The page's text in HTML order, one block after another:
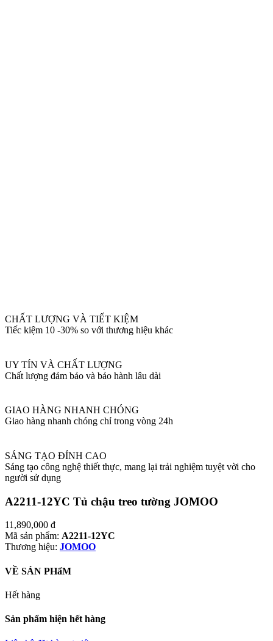
CHẤT LƯỢNG VÀ TIẾT KIỆM
Tiếc kiệm 10 -30% so với thương hiệu khác
UY TÍN VÀ CHẤT LƯỢNG
Chất lượng đảm bảo và bảo hành lâu dài
GIAO HÀNG NHANH CHÓNG
Giao hàng nhanh chóng chỉ trong vòng 24h
SÁNG TẠO ĐỈNH CAO
Sáng tạo công nghệ thiết thực, mang lại trải nghiệm tuyệt vời cho
người sử dụng
A2211-12YC Tủ chậu treo tường JOMOO
11,890,000 đ
Mã sản phẩm: A2211-12YC
Thương hiệu: JOMOO
VỀ SẢN PHẩM
Hết hàng
Sản phẩm hiện hết hàng